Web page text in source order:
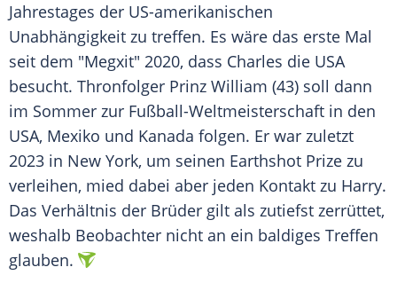
Jahrestages der US-amerikanischen
Unabhängigkeit zu treffen. Es wäre das erste Mal
seit dem "Megxit" 2020, dass Charles die USA
besucht. Thronfolger Prinz William (43) soll dann
im Sommer zur Fußball-Weltmeisterschaft in den
USA, Mexiko und Kanada folgen. Er war zuletzt
2023 in New York, um seinen Earthshot Prize zu
verleihen, mied dabei aber jeden Kontakt zu Harry.
Das Verhältnis der Brüder gilt als zutiefst zerrüttet,
weshalb Beobachter nicht an ein baldiges Treffen
glauben.